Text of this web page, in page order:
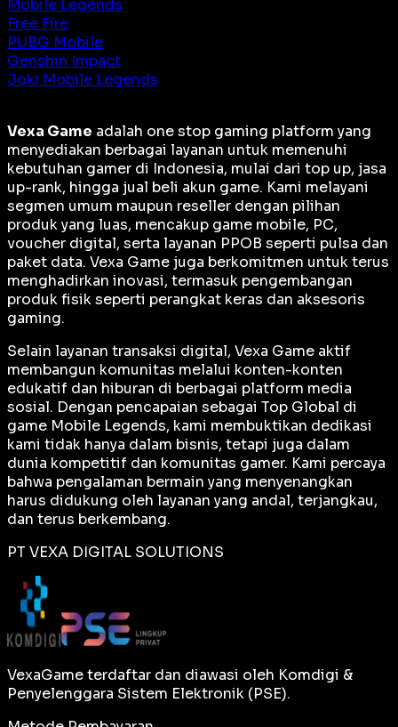
Mobile Legends
Free Fire
PUBG Mobile
Genshin Impact
Joki Mobile Legends
Vexa Game adalah one stop gaming platform yang
menyediakan berbagai layanan untuk memenuhi
kebutuhan gamer di Indonesia, mulai dari top up, jasa
up-rank, hingga jual beli akun game. Kami melayani
segmen umum maupun reseller dengan pilihan
produk yang luas, mencakup game mobile, PC,
voucher digital, serta layanan PPOB seperti pulsa dan
paket data. Vexa Game juga berkomitmen untuk terus
menghadirkan inovasi, termasuk pengembangan
produk fisik seperti perangkat keras dan aksesoris
gaming.
Selain layanan transaksi digital, Vexa Game aktif
membangun komunitas melalui konten-konten
edukatif dan hiburan di berbagai platform media
sosial. Dengan pencapaian sebagai Top Global di
game Mobile Legends, kami membuktikan dedikasi
kami tidak hanya dalam bisnis, tetapi juga dalam
dunia kompetitif dan komunitas gamer. Kami percaya
bahwa pengalaman bermain yang menyenangkan
harus didukung oleh layanan yang andal, terjangkau,
dan terus berkembang.
PT VEXA DIGITAL SOLUTIONS
VexaGame terdaftar dan diawasi oleh Komdigi &
Penyelenggara Sistem Elektronik (PSE).